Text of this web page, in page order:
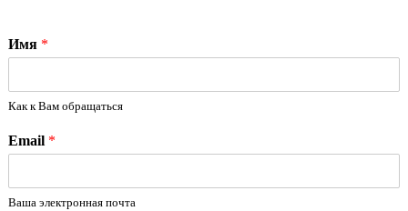
Имя *
Как к Вам обращаться
Email *
Ваша электронная почта